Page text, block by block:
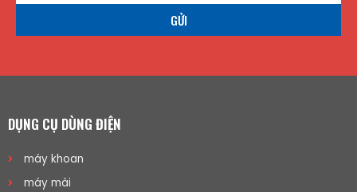
GỬI
DỤNG CỤ DÙNG ĐIỆN
máy khoan
máy mài